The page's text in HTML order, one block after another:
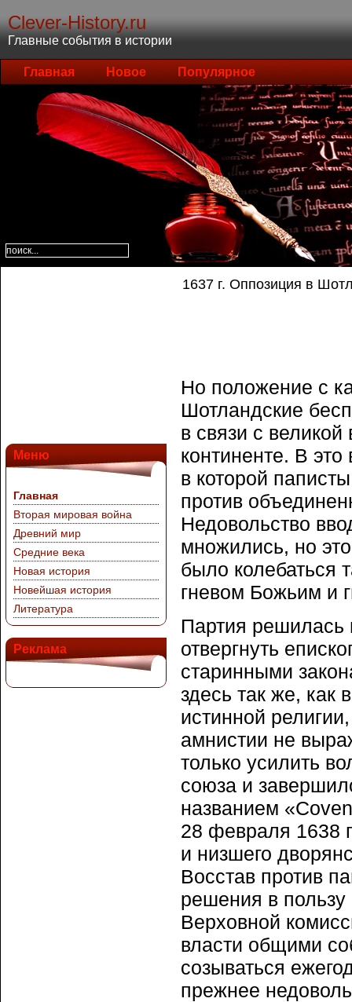
Clever-History.ru
Главные события в истории
Главная Новое Популярное
Меню
Главная
Вторая мировая война
Древний мир
Средние века
Новая история
Новейшая история
Литература
Реклама
1637 г. Оппозиция в
Но положение с
Шотландские
в связи с
континенте. В
в которой
против
Недовольство
множились, но
было колебаться
гневом Божьим и
Партия решилась
отвергнуть
старинными
здесь так же, как
истинной
амнистии не
только усилить
союза и
названием
28 февраля 1638
и низшего
Восстав против
решения в
Верховной
власти общими
созываться
прежнее